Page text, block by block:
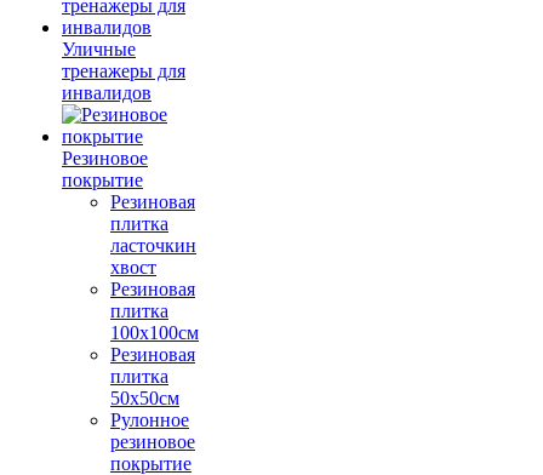
Уличные
тренажеры для
инвалидов
Резиновое
покрытие
Резиновая
плитка
ласточкин
хвост
Резиновая
плитка
100х100см
Резиновая
плитка
50х50см
Рулонное
резиновое
покрытие